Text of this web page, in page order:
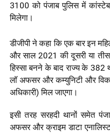
3100 को पंजाब पुलिस में
मिलेगा।
डीजीपी ने कहा कि एक बार इन
और साल 2021 की दूसरी या
हिस्सा बनने के बाद राज्य के
लॉ अफसर और कम्युनिटी और
अधिकारी) मिल जाएगा।
इसी तरह सरहदी थानों समेत
अफसर और क्राइम डाटा